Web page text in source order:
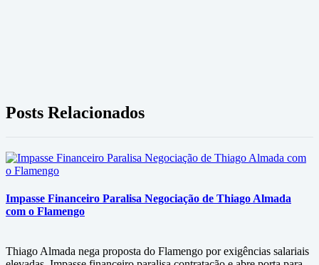
Posts Relacionados
Impasse Financeiro Paralisa Negociação de Thiago Almada
com o Flamengo
Thiago Almada nega proposta do Flamengo por exigências salariais